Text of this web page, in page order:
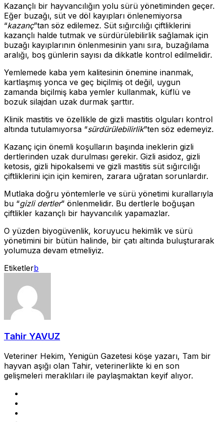
Kazançlı bir hayvancılığın yolu sürü yönetiminden geçer.
Eğer buzağı, süt ve döl kayıpları önlenemiyorsa
“kazanç”tan söz edilemez. Süt sığırcılığı çiftliklerini
kazançlı halde tutmak ve sürdürülebilirlik sağlamak için
buzağı kayıplarının önlenmesinin yanı sıra, buzağılama
aralığı, boş günlerin sayısı da dikkatle kontrol edilmelidir.
Yemlemede kaba yem kalitesinin önemine inanmak,
kartlaşmış yonca ve geç biçilmiş ot değil, uygun
zamanda biçilmiş kaba yemler kullanmak, küflü ve
bozuk silajdan uzak durmak şarttır.
Klinik mastitis ve özellikle de gizli mastitis olguları kontrol
altında tutulamıyorsa “sürdürülebilirlik”ten söz edemeyiz.
Kazanç için önemli koşulların başında ineklerin gizli
dertlerinden uzak durulması gerekir. Gizli asidoz, gizli
ketosis, gizli hipokalsemi ve gizli mastitis süt sığırcılığı
çiftliklerini için için kemiren, zarara uğratan sorunlardır.
Mutlaka doğru yöntemlerle ve sürü yönetimi kurallarıyla
bu “gizli dertler” önlenmelidir. Bu dertlerle boğuşan
çiftlikler kazançlı bir hayvancılık yapamazlar.
O yüzden biyogüvenlik, koruyucu hekimlik ve sürü
yönetimini bir bütün halinde, bir çatı altında buluşturarak
yolumuza devam etmeliyiz.
Etiketlerb
Tahir YAVUZ
Veteriner Hekim, Yenigün Gazetesi köşe yazarı, Tam bir
hayvan aşığı olan Tahir, veterinerlikte ki en son
gelişmeleri meraklıları ile paylaşmaktan keyif alıyor.